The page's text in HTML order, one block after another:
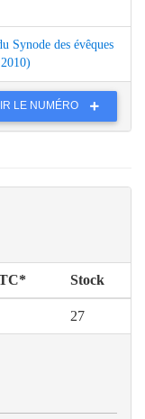
Synode des évêques
LE NUMÉRO
Stock
27